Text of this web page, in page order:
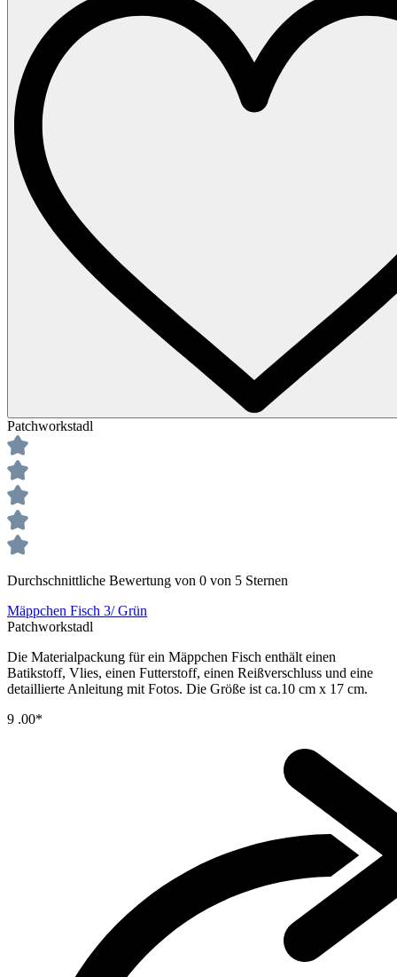
Patchworkstadl
Durchschnittliche Bewertung von 0 von 5 Sternen
Mäppchen Fisch 3/ Grün
Patchworkstadl
Die Materialpackung für ein Mäppchen Fisch enthält einen
Batikstoff, Vlies, einen Futterstoff, einen Reißverschluss und eine
detaillierte Anleitung mit Fotos. Die Größe ist ca.10 cm x 17 cm.
9 .00*